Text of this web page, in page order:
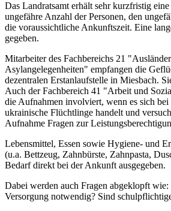
Das Landratsamt erhält sehr kurzfristig
ungefähre Anzahl der Personen, den
die voraussichtliche Ankunftszeit. Eine
gegeben.
Mitarbeiter des Fachbereichs 21
Asylangelegenheiten" empfangen die
dezentralen Erstanlaufstelle in Miesbach.
Auch der Fachbereich 41 "Arbeit und
die Aufnahmen involviert, wenn es sich
ukrainische Flüchtlinge handelt und
Aufnahme Fragen zur
Lebensmittel, Essen sowie Hygiene- und
(u.a. Bettzeug, Zahnbürste, Zahnpasta,
Bedarf direkt bei der Ankunft ausgegeben.
Dabei werden auch Fragen abgeklopft
Versorgung notwendig? Sind